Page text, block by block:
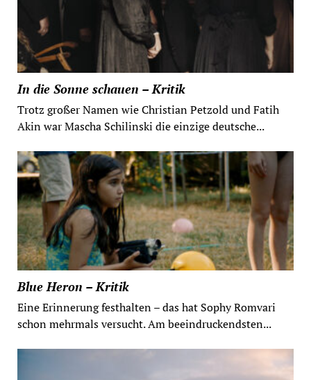
In die Sonne schauen – Kritik
Trotz großer Namen wie Christian Petzold und Fatih
Akin war Mascha Schilinski die einzige deutsche...
Blue Heron – Kritik
Eine Erinnerung festhalten – das hat Sophy Romvari
schon mehrmals versucht. Am beeindruckendsten...